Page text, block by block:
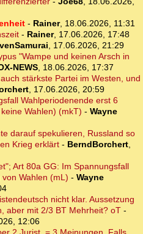
- Rainer, 18.06.2026, 11:31
- Rainer, 17.06.2026, 17:48
, 17.06.2026, 21:29
"Wampe und keinen Arsch in
NEWS, 18.06.2026, 17:37
stärkste Partei im Westen, und
, 17.06.2026, 20:59
Wahlperiodenende erst 6
Wahlen) (mkT) - Wayne
darauf spekulieren, Russland so
Krieg erklärt - BerndBorchert,
Art 80a GG: Im Spannungsfall
Wahlen (mL) - Wayne
nicht klar. Aussetzung
aber mit 2/3 BT Mehrheit? oT -
12:06